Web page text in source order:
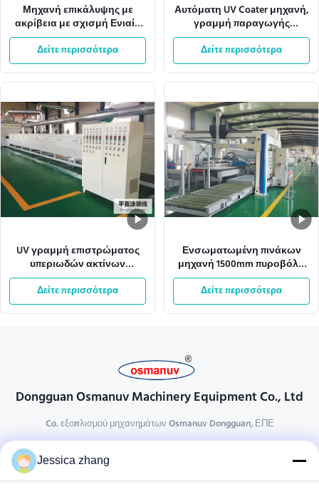
Μηχανή επικάλυψης με
ακρίβεια με σχισμή Ενιαίο
βάρος επικάλυψης
Ρυθμίσιμο πεδίο
Δείτε περισσότερα
Αυτόματη UV Coater μηχανή,
γραμμή παραγωγής
χρωμάτων ψεκασμού
W1300mm
Δείτε περισσότερα
UV γραμμή επιστρώματος
υπεριωδών ακτίνων
μηχανών βερνικιών ISO9001
L10000mm
Δείτε περισσότερα
Ενσωματωμένη πινάκων
μηχανή 1500mm πυροβόλο
όπλο ψεκασμού 380VAC
επιστρώματος γραμμών UV
Δείτε περισσότερα
Dongguan Osmanuv Machinery Equipment Co., Ltd
Co. εξοπλισμού μηχανημάτων Osmanuv Dongguan, ΕΠΕ
28 δεύτερος ο βιομηχανικός, wei Liu chong, Wanjiang,
Jessica zhang